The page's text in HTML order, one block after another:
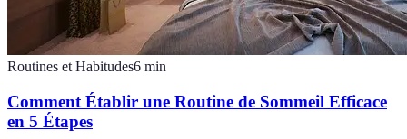
Routines et Habitudes6 min
Comment Établir une Routine de Sommeil Efficace
en 5 Étapes